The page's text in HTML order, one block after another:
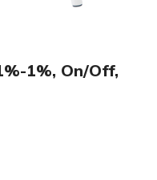
1%, On/Off,